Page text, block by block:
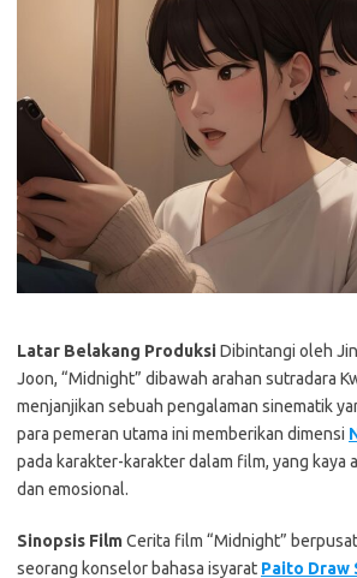
Latar Belakang ProduksiDibintangi oleh
Joon, “Midnight” dibawah arahan sutradara
menjanjikan sebuah pengalaman sinematik
para pemeran utama ini memberikan dimensi
pada karakter-karakter dalam film, yang kaya
dan emosional.
Sinopsis FilmCerita film “Midnight”
seorang konselor bahasa isyarat Paito Draw